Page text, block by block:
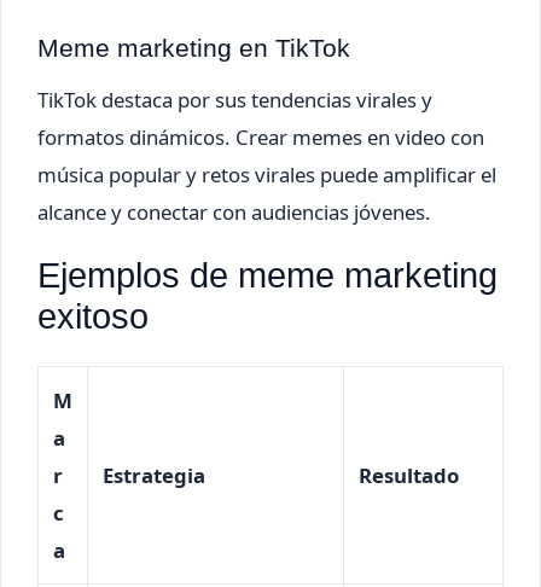
Meme marketing en TikTok
TikTok destaca por sus tendencias virales y
formatos dinámicos. Crear memes en video con
música popular y retos virales puede amplificar el
alcance y conectar con audiencias jóvenes.
Ejemplos de meme marketing
exitoso
M
a
r
c
a
Estrategia Resultado